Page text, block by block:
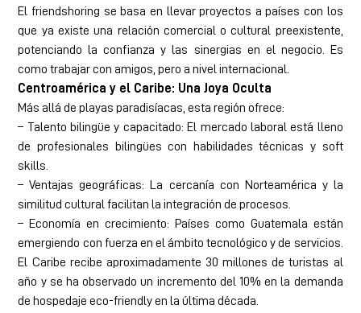
El friendshoring se basa en llevar proyectos a países con los
que ya existe una relación comercial o cultural preexistente,
potenciando la confianza y las sinergias en el negocio. Es
como trabajar con amigos, pero a nivel internacional.
Centroamérica y el Caribe: Una Joya Oculta
Más allá de playas paradisíacas, esta región ofrece:
– Talento bilingüe y capacitado: El mercado laboral está lleno
de profesionales bilingües con habilidades técnicas y soft
skills.
– Ventajas geográficas: La cercanía con Norteamérica y la
similitud cultural facilitan la integración de procesos.
– Economía en crecimiento: Países como Guatemala están
emergiendo con fuerza en el ámbito tecnológico y de servicios.
El Caribe recibe aproximadamente 30 millones de turistas al
año y se ha observado un incremento del 10% en la demanda
de hospedaje eco-friendly en la última década.